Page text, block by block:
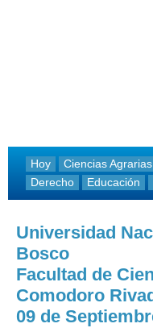
Hoy Ciencias
Derecho
Educación
Universidad
Bosco
Facultad de
Comodoro
09 de